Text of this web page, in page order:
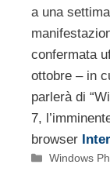
a una
confermata
ottobre – in
parlerà di
7,
browser
Categorie
Windows